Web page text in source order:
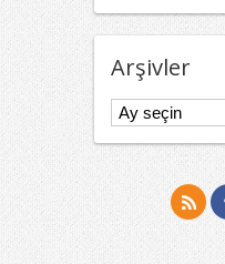
Arşivler
Arşivler